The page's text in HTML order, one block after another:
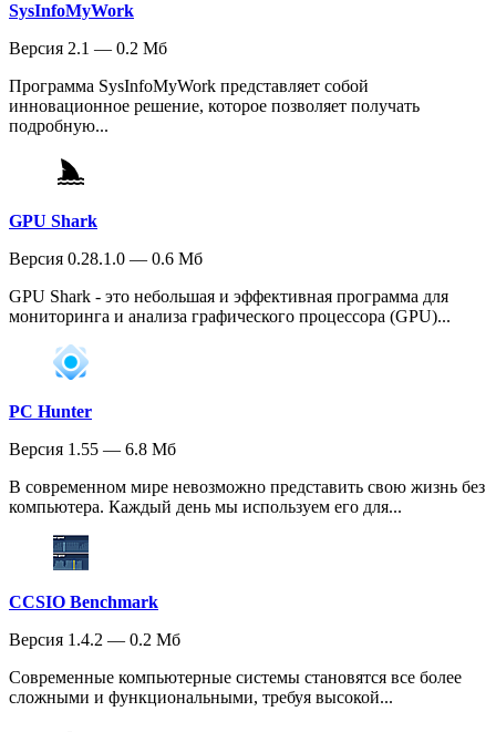
SysInfoMyWork
Версия 2.1 — 0.2 Мб
Программа SysInfoMyWork представляет собой
инновационное решение, которое позволяет получать
подробную...
GPU Shark
Версия 0.28.1.0 — 0.6 Мб
GPU Shark - это небольшая и эффективная программа для
мониторинга и анализа графического процессора (GPU)...
PC Hunter
Версия 1.55 — 6.8 Мб
В современном мире невозможно представить свою жизнь без
компьютера. Каждый день мы используем его для...
CCSIO Benchmark
Версия 1.4.2 — 0.2 Мб
Современные компьютерные системы становятся все более
сложными и функциональными, требуя высокой...